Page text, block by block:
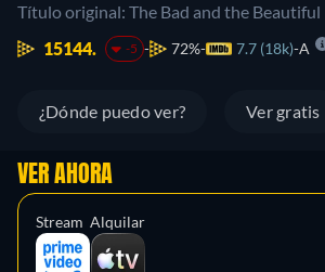
Título original: The Bad and the Beautiful
15144.
-5 72% 7.7 (18k) A
¿Dónde puedo ver? Ver gratis
VER AHORA
Stream Alquilar